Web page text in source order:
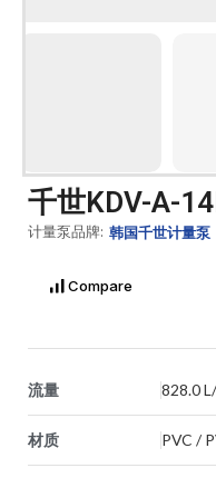
千世KDV-A-
计量泵品牌: 韩国千世计量泵
Compare
流量 828.0
材质 PVC /